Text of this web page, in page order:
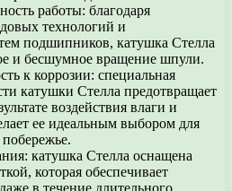
работы: благодаря
технологий и
подшипников, катушка Стелла
и бесшумное вращение шпули.
к коррозии: специальная
катушки Стелла предотвращает
воздействия влаги и
ее идеальным выбором для
катушка Стелла оснащена
которая обеспечивает
в течение длительного